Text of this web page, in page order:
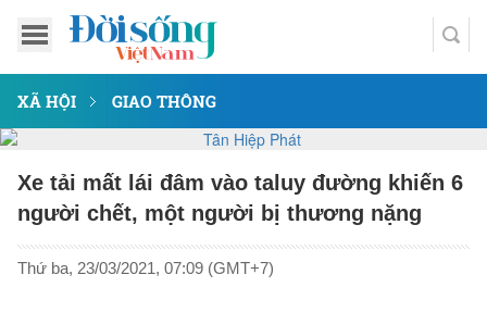
XÃ HỘI GIAO THÔNG
Xe tải mất lái đâm vào taluy đường khiến 6
người chết, một người bị thương nặng
Thứ ba, 23/03/2021, 07:09 (GMT+7)